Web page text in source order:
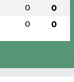
0 0
0 0